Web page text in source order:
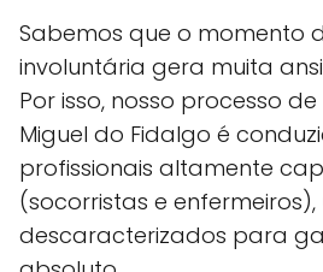
Sabemos que o momento
involuntária gera muita
Por isso, nosso processo
Miguel do Fidalgo é
profissionais altamente
(socorristas e
descaracterizados para